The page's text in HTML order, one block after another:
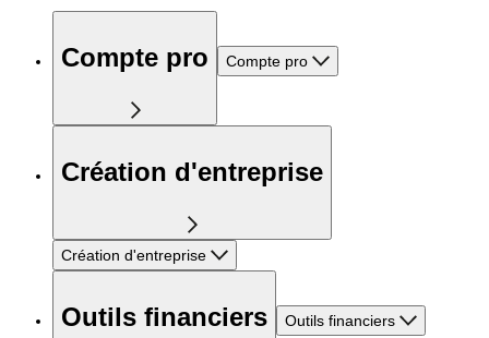
Compte pro Compte pro
Création d'entreprise
Création d'entreprise
Outils financiers Outils financiers